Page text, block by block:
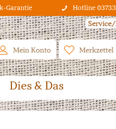
Garantie Hotline
Merkzettel
Mein Konto
Dies & Das